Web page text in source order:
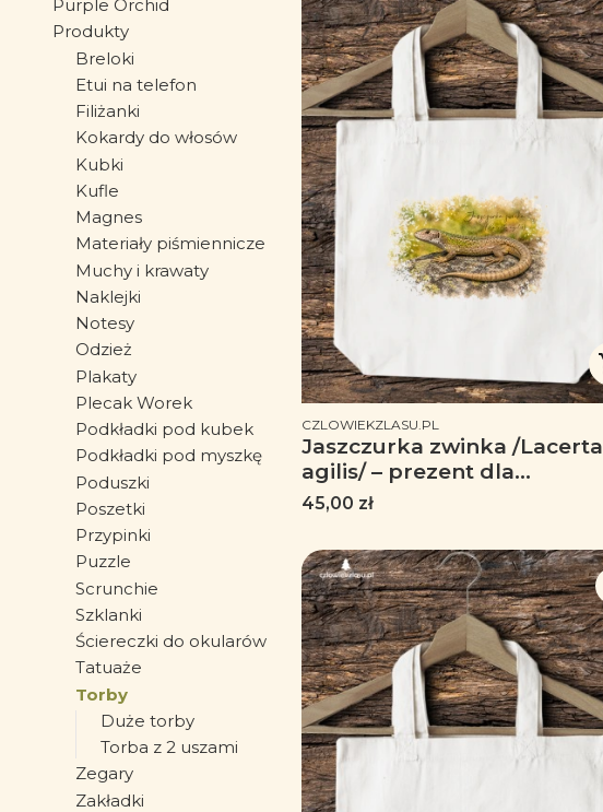
Purple Orchid
Produkty
Breloki
Etui na telefon
Filiżanki
Kokardy do włosów
Kubki
Kufle
Magnes
Materiały piśmiennicze
Muchy i krawaty
Naklejki
Notesy
Odzież
Plakaty
Plecak Worek
Podkładki pod kubek
Podkładki pod myszkę
Poduszki
Poszetki
Przypinki
Puzzle
Scrunchie
Szklanki
Ściereczki do okularów
Tatuaże
Torby
Duże torby
Torba z 2 uszami
Zegary
Zakładki
PRODUCENT
CZLOWIEKZLASU.PL
Jaszczurka zwinka /Lacerta
agilis/ – prezent dla
Cena
45,00 zł